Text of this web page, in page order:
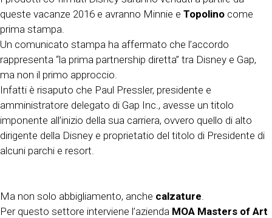
queste vacanze 2016 e avranno Minnie e Topolino come
prima stampa.
Un comunicato stampa ha affermato che l’accordo
rappresenta “la prima partnership diretta” tra Disney e Gap,
ma non il primo approccio.
Infatti è risaputo che Paul Pressler, presidente e
amministratore delegato di Gap Inc., avesse un titolo
imponente all’inizio della sua carriera, ovvero quello di alto
dirigente della Disney e proprietatio del titolo di Presidente di
alcuni parchi e resort.
Ma non solo abbigliamento, anche calzature
Per questo settore interviene l’azienda MOA Masters of Art